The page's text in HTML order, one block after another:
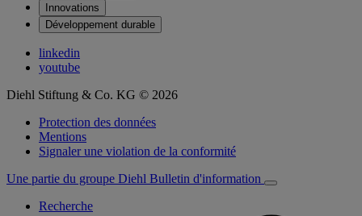
Innovations
Développement durable
linkedin
youtube
Diehl Stiftung & Co. KG © 2026
Protection des données
Mentions
Signaler une violation de la conformité
Une partie du groupe Diehl Bulletin d'information
Recherche